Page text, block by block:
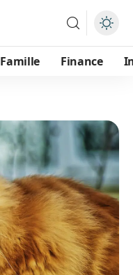
Famille Finance